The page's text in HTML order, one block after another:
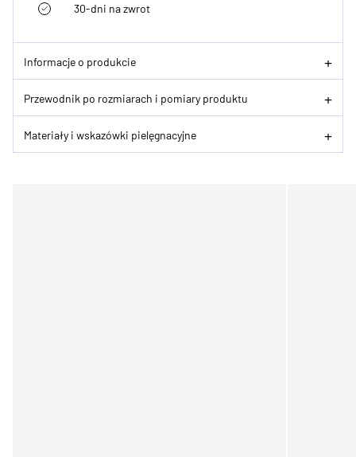
30-dni na zwrot
Informacje o produkcie
Przewodnik po rozmiarach i pomiary produktu
Materiały i wskazówki pielęgnacyjne